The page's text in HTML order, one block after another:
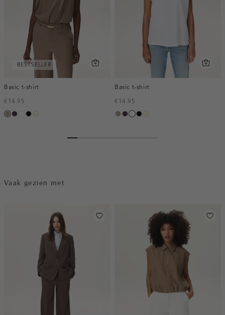
BESTSELLER
Basic t-shirt
€14.95
taupe,
bordeaux,
witzwart
Basic t-shirt
€14.95
taupe,
bordeaux,
witzwart
Vaak gezien met